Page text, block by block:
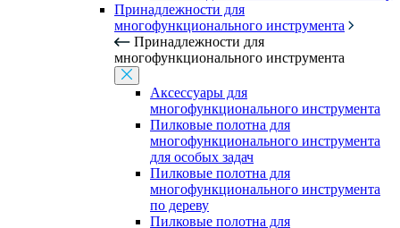
Принадлежности для
многофункционального инструмента
Принадлежности для
многофункционального инструмента
Аксессуары для
многофункционального инструмента
Пилковые полотна для
многофункционального инструмента
для особых задач
Пилковые полотна для
многофункционального инструмента
по дереву
Пилковые полотна для